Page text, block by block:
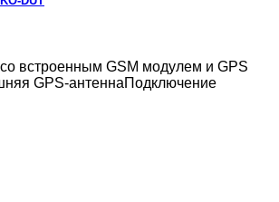
встроенным GSM модулем и GPS
GPS-антеннаПодключение